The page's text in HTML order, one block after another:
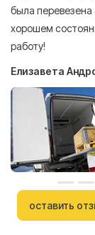
была перевезена
хорошем
работу!
Елизавета
оставить